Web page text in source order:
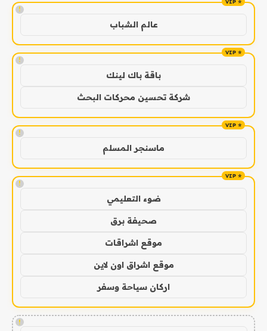
!
عالم الشباب
!
باقة باك لينك
شركة تحسين محركات البحث
!
ماسنجر المسلم
!
ضوء التعليمي
صحيفة برق
موقع اشراقات
موقع اشراق اون لاين
اركان سياحة وسفر
!